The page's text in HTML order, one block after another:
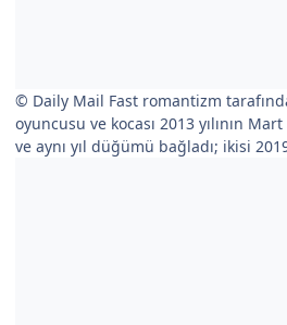
© Daily Mail Fast romantizm
oyuncusu ve kocası 2013 yılının
ve aynı yıl düğümü bağladı; ikisi